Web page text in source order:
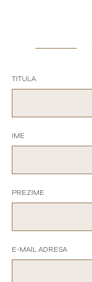
TITULA
IME
PREZIME
E-MAIL ADRESA